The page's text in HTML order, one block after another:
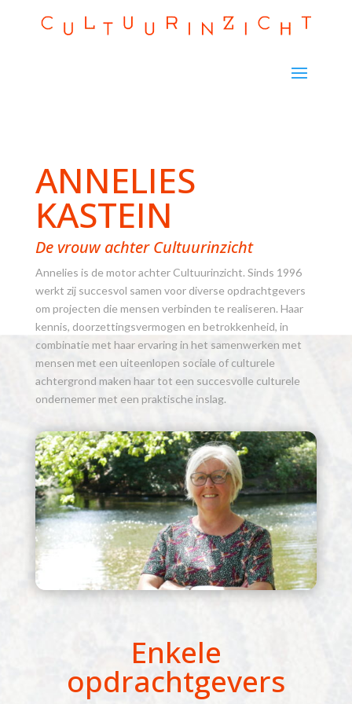
ANNELIES
KASTEIN
De vrouw achter Cultuurinzicht
Annelies is de motor achter Cultuurinzicht. Sinds 1996
werkt zij succesvol samen voor diverse opdrachtgevers
om projecten die mensen verbinden te realiseren. Haar
kennis, doorzettingsvermogen en betrokkenheid, in
combinatie met haar ervaring in het samenwerken met
mensen met een uiteenlopen sociale of culturele
achtergrond maken haar tot een succesvolle culturele
ondernemer met een praktische inslag.
Enkele
opdrachtgevers